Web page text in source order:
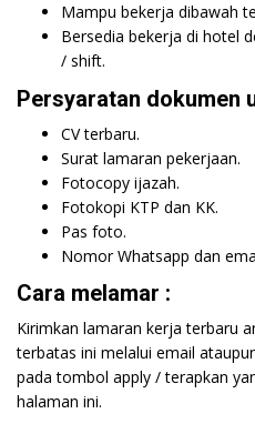
Mampu bekerja dibawah
Bersedia bekerja di hotel
/ shift.
Persyaratan dokumen
CV terbaru.
Surat lamaran pekerjaan.
Fotocopy ijazah.
Fotokopi KTP dan KK.
Pas foto.
Nomor Whatsapp dan
Cara melamar :
Kirimkan lamaran kerja terbaru
terbatas ini melalui email
pada tombol apply / terapkan
halaman ini.